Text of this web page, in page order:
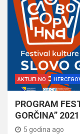
AKTUELNO
PROGRAM
GORČINA” 2021
5 godina ago